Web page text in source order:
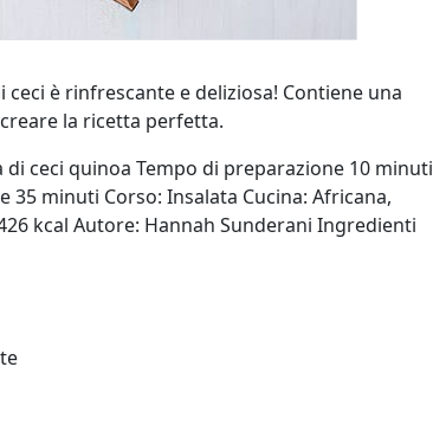
è rinfrescante e deliziosa! Contiene una
la ricetta perfetta.
ceci quinoa Tempo di preparazione 10 minuti
minuti Corso: Insalata Cucina: Africana,
kcal Autore: Hannah Sunderani Ingredienti